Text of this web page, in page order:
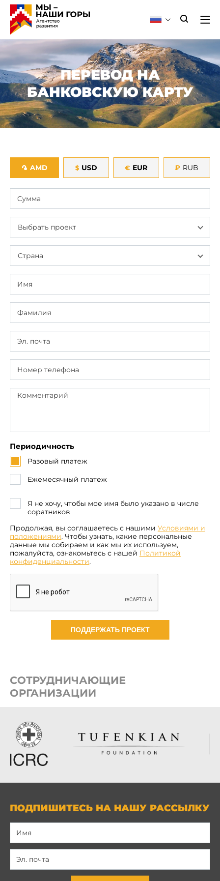
ПЕРЕВОД НА
БАНКОВСКУЮ КАРТУ
֏ AMD $ USD € EUR ₽ RUB
Выбрать проект
Страна
Периодичность
Разовый платеж
Ежемесячный платеж
Я не хочу, чтобы мое имя было указано в числе
соратников
Продолжая, вы соглашаетесь с нашими Условиями и
положениями. Чтобы узнать, какие персональные
данные мы собираем и как мы их используем,
пожалуйста, ознакомьтесь с нашей Политикой
конфиденциальности.
ПОДДЕРЖАТЬ ПРОЕКТ
СОТРУДНИЧАЮЩИЕ
ОРГАНИЗАЦИИ
ПОДПИШИТЕСЬ НА НАШУ РАССЫЛКУ